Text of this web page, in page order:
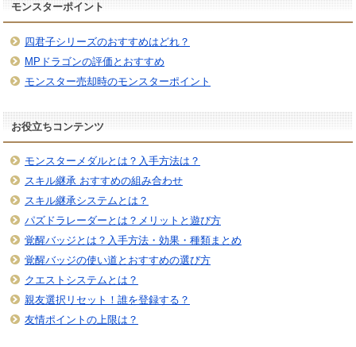
モンスターポイント
四君子シリーズのおすすめはどれ？
MPドラゴンの評価とおすすめ
モンスター売却時のモンスターポイント
お役立ちコンテンツ
モンスターメダルとは？入手方法は？
スキル継承 おすすめの組み合わせ
スキル継承システムとは？
パズドラレーダーとは？メリットと遊び方
覚醒バッジとは？入手方法・効果・種類まとめ
覚醒バッジの使い道とおすすめの選び方
クエストシステムとは？
親友選択リセット！誰を登録する？
友情ポイントの上限は？